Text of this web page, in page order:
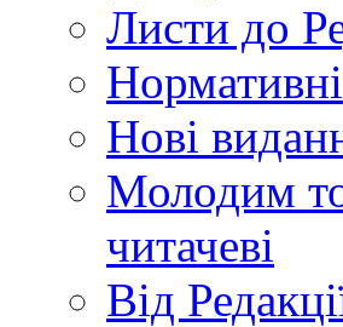
Листи до
Нові
Молодим
читачеві
Від